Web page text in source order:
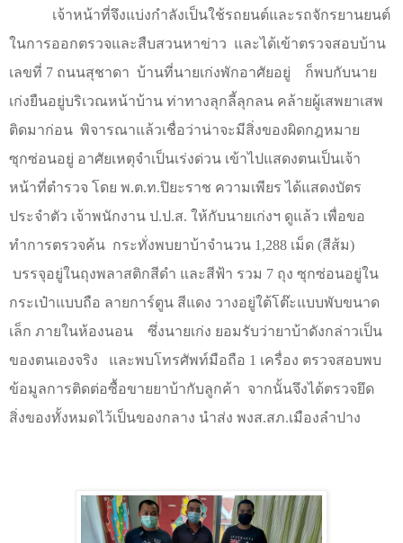
เจ้าหน้าที่จึงแบ่งกำลังเป็นใช้รถยนต์และรถจักรยานยนต์
ในการออกตรวจและสืบสวนหาข่าว และได้เข้าตรวจสอบบ้าน
เลขที่ 7 ถนนสุชาดา บ้านที่นายเก่งพักอาศัยอยู่
ก็พบกับนาย
เก่งยืนอยู่บริเวณหน้าบ้าน ท่าทางลุกลี้ลุกลน คล้ายผู้เสพยาเสพ
ติดมาก่อน พิจารณาแล้วเชื่อว่าน่าจะมีสิ่งของผิดกฎหมาย
ซุกซ่อนอยู่ อาศัยเหตุจำเป็นเร่งด่วน เข้าไปแสดงตนเป็นเจ้า
หน้าที่ตำรวจ โดย พ.ต.ท.ปิยะราช ความเพียร ได้แสดงบัตร
ประจำตัว เจ้าพนักงาน ป.ป.ส. ให้กับนายเก่งฯ ดูแล้ว เพื่อขอ
ทำการตรวจค้น กระทั่งพบยาบ้าจำนวน 1,288 เม็ด (สีส้ม)
บรรจุอยู่ในถุงพลาสติกสีดำ และสีฟ้า รวม 7 ถุง ซุกซ่อนอยู่ใน
กระเป๋าแบบถือ ลายการ์ตูน สีแดง วางอยู่ใต้โต๊ะแบบพับขนาด
เล็ก ภายในห้องนอน
ซึ่งนายเก่ง ยอมรับว่ายาบ้าดังกล่าวเป็น
ของตนเองจริง
และพบโทรศัพท์มือถือ 1 เครื่อง ตรวจสอบพบ
ข้อมูลการติดต่อซื้อขายยาบ้ากับลูกค้า จากนั้นจึงได้ตรวจยึด
สิ่งของทั้งหมดไว้เป็นของกลาง นำส่ง พงส.สภ.เมืองลำปาง